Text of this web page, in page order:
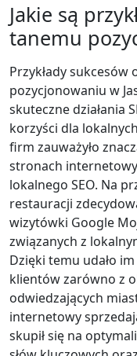
Jakie są
tanemu
Przykłady
pozycjonowaniu w
skuteczne działania
korzyści dla
firm zauważyło
stronach
lokalnego SEO. Na
restauracji
wizytówki Google
związanych z
Dzięki temu udało
klientów zarówno z
odwiedzających
internetowy
skupił się na